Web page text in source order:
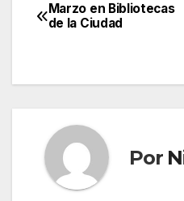
Navegación
entradas
Marzo en Bibliotecas
de la Ciudad
Por